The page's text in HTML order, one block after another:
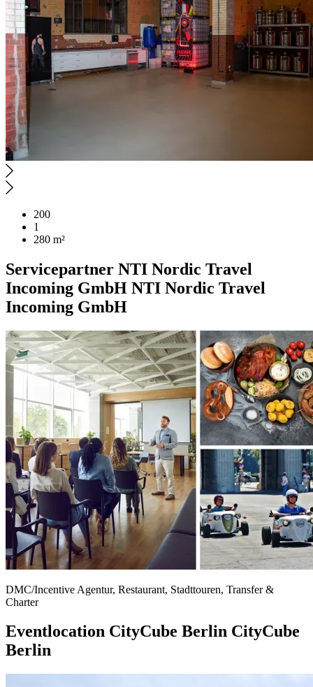
200
1
280 m²
Servicepartner NTI Nordic Travel
Incoming GmbH NTI Nordic Travel
Incoming GmbH
DMC/Incentive Agentur, Restaurant, Stadttouren, Transfer &
Charter
Eventlocation CityCube Berlin CityCube
Berlin